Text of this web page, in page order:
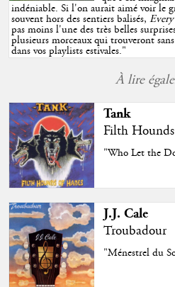
indéniable. Si l'on aurait aimé voir le
souvent hors des sentiers balisés,
pas moins l'une des très belles
plusieurs morceaux qui trouveront
dans vos playlists estivales."
À lire
Tank
Filth
"Who Let the
J.J. Cale
Troubadour
"Ménestrel du